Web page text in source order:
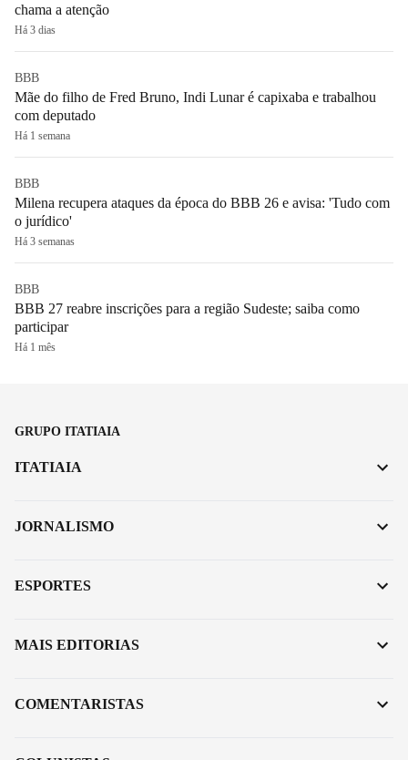
chama a atenção
Há 3 dias
BBB
Mãe do filho de Fred Bruno, Indi Lunar é capixaba e trabalhou
com deputado
Há 1 semana
BBB
Milena recupera ataques da época do BBB 26 e avisa: 'Tudo com
o jurídico'
Há 3 semanas
BBB
BBB 27 reabre inscrições para a região Sudeste; saiba como
participar
Há 1 mês
GRUPO ITATIAIA
ITATIAIA
JORNALISMO
ESPORTES
MAIS EDITORIAS
COMENTARISTAS